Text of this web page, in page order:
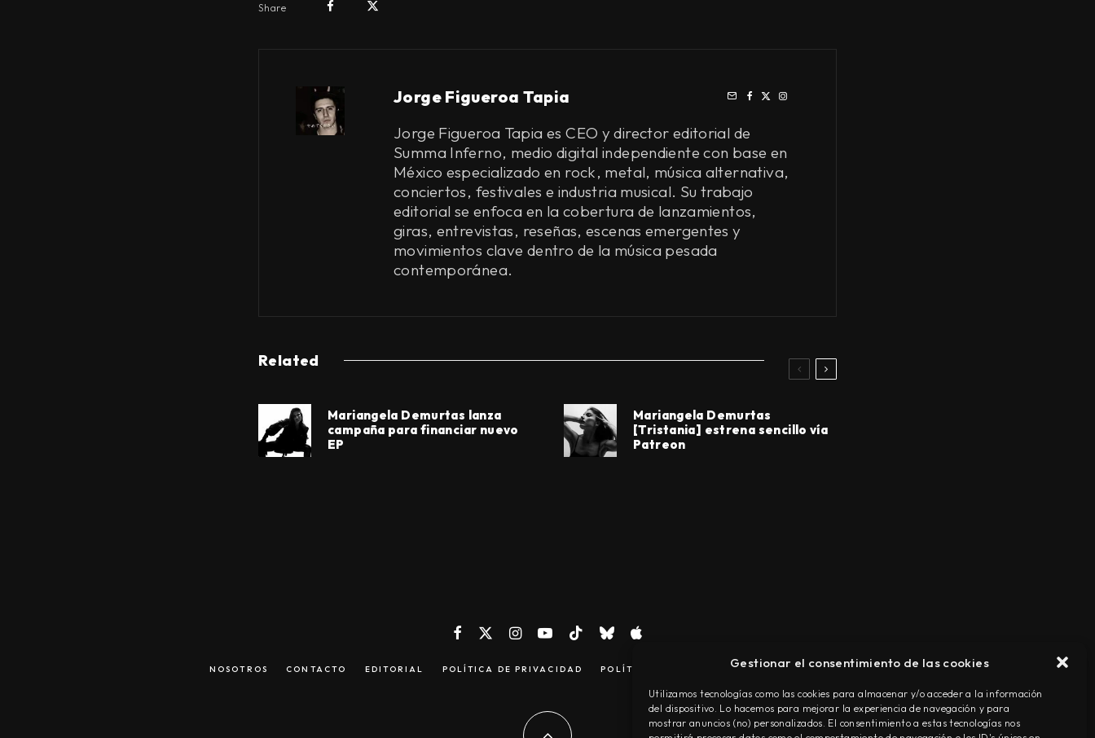
Gestionar el consentimiento de las cookies
Utilizamos tecnologías como las cookies para almacenar y/o acceder a la información
del dispositivo. Lo hacemos para mejorar la experiencia de navegación y para
mostrar anuncios (no) personalizados. El consentimiento a estas tecnologías nos
Share
Jorge Figueroa Tapia
Jorge Figueroa Tapia es CEO y director editorial de
Summa Inferno, medio digital independiente con base en
México especializado en rock, metal, música alternativa,
conciertos, festivales e industria musical. Su trabajo
editorial se enfoca en la cobertura de lanzamientos,
giras, entrevistas, reseñas, escenas emergentes y
movimientos clave dentro de la música pesada
contemporánea.
Related
Mariangela Demurtas lanza
campaña para financiar nuevo
EP
Mariangela Demurtas
[Tristania] estrena sencillo vía
Patreon
NOSOTROS CONTACTO EDITORIAL POLÍTICA DE PRIVACIDAD POLÍTICA DE COOKIES TÉRMINOS Y CONDICIONES